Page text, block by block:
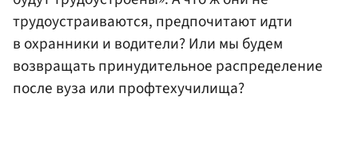
трудоустраиваются, предпочитают идти
в охранники и водители? Или мы будем
возвращать принудительное распределение
после вуза или профтехучилища?